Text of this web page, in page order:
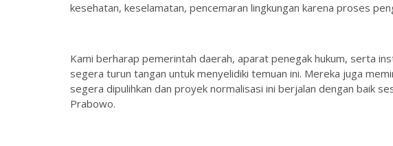
kesehatan, keselamatan, pencemaran lingkungan karena proses
Kami berharap pemerintah daerah, aparat penegak hukum, serta
segera turun tangan untuk menyelidiki temuan ini. Mereka juga
segera dipulihkan dan proyek normalisasi ini berjalan dengan baik
Prabowo.